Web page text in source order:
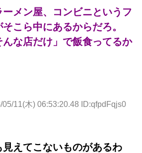
ーメン屋、コンビニというフ
こら中にあるからだろ。
んな店だけ」で飯食ってるか
05/11(木) 06:53:20.48 ID:qfpdFqjs0
えてこないものがあるわ